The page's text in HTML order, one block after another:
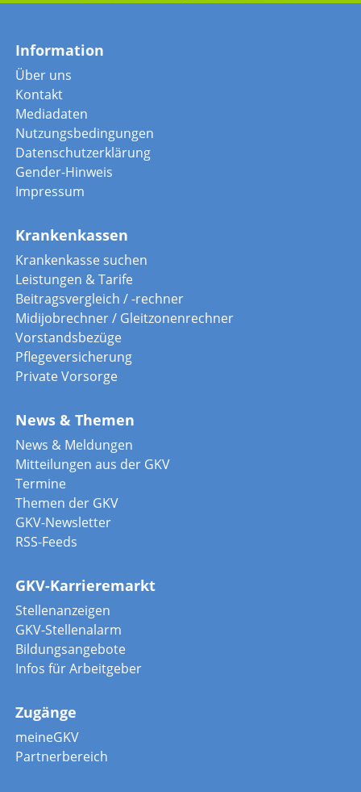
Information
Über uns
Kontakt
Mediadaten
Nutzungsbedingungen
Datenschutzerklärung
Gender-Hinweis
Impressum
Krankenkassen
Krankenkasse suchen
Leistungen & Tarife
Beitragsvergleich / -rechner
Midijobrechner / Gleitzonenrechner
Vorstandsbezüge
Pflegeversicherung
Private Vorsorge
News & Themen
News & Meldungen
Mitteilungen aus der GKV
Termine
Themen der GKV
GKV-Newsletter
RSS-Feeds
GKV-Karrieremarkt
Stellenanzeigen
GKV-Stellenalarm
Bildungsangebote
Infos für Arbeitgeber
Zugänge
meineGKV
Partnerbereich